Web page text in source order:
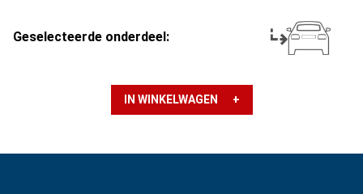
Geselecteerde onderdeel:
IN WINKELWAGEN +